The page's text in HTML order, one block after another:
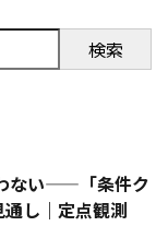
検索
ない——「条件ク
し｜定点観測